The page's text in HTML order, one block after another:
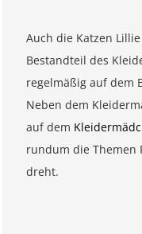
Auch die Katzen
Bestandteil des
regelmäßig auf dem
Neben dem
auf dem
rundum die Themen
dreht.